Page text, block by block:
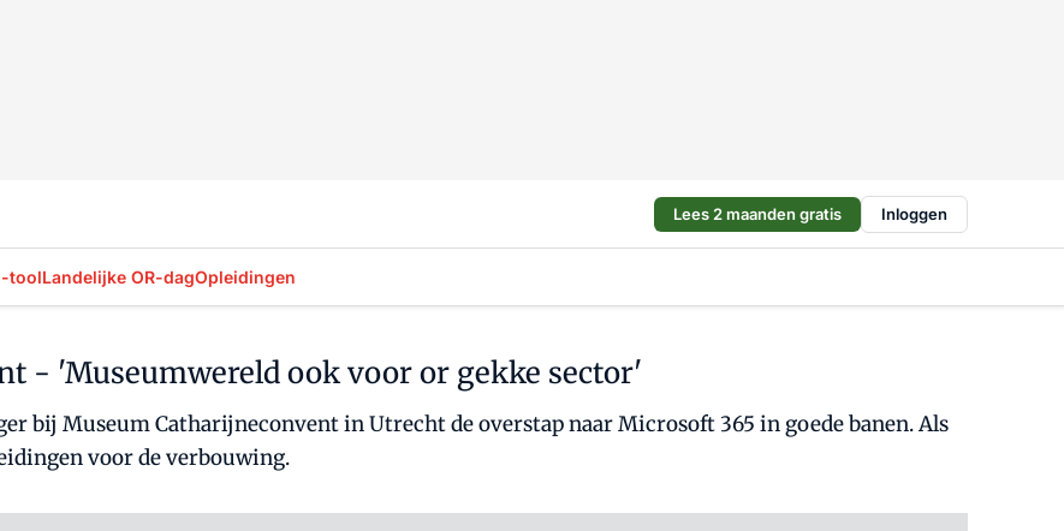
Lees 2 maanden gratis Inloggen
toolLandelijke OR-dagOpleidingen
- 'Museumwereld ook voor or gekke sector'
bij Museum Catharijneconvent in Utrecht de overstap naar Microsoft 365 in goede banen. Als
voor de verbouwing.